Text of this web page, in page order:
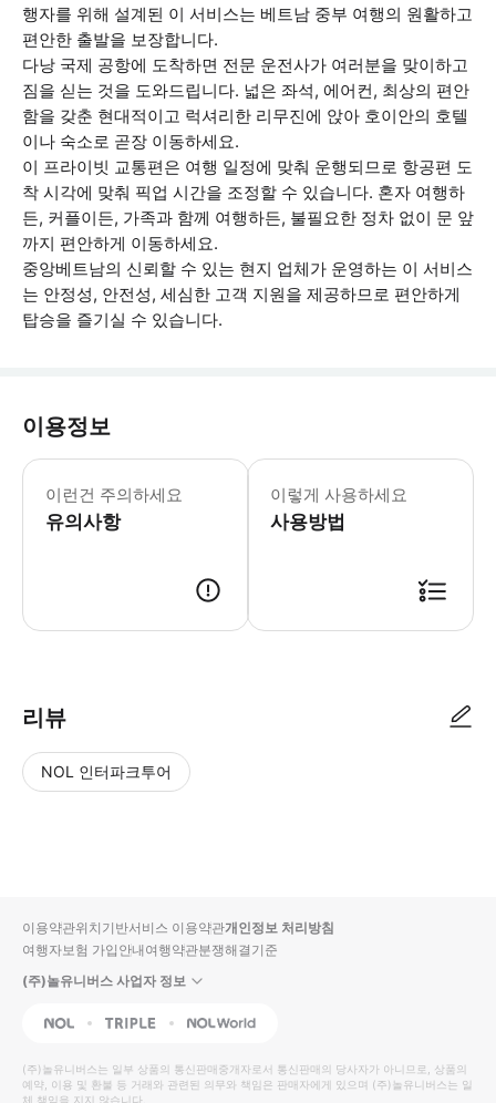
행자를 위해 설계된 이 서비스는 베트남 중부 여행의 원활하고
편안한 출발을 보장합니다.
다낭 국제 공항에 도착하면 전문 운전사가 여러분을 맞이하고
짐을 싣는 것을 도와드립니다. 넓은 좌석, 에어컨, 최상의 편안
함을 갖춘 현대적이고 럭셔리한 리무진에 앉아 호이안의 호텔
이나 숙소로 곧장 이동하세요.
이 프라이빗 교통편은 여행 일정에 맞춰 운행되므로 항공편 도
착 시각에 맞춰 픽업 시간을 조정할 수 있습니다. 혼자 여행하
든, 커플이든, 가족과 함께 여행하든, 불필요한 정차 없이 문 앞
까지 편안하게 이동하세요.
중앙베트남의 신뢰할 수 있는 현지 업체가 운영하는 이 서비스
는 안정성, 안전성, 세심한 고객 지원을 제공하므로 편안하게
탑승을 즐기실 수 있습니다.
이용정보
이런건 주의하세요
유의사항
항공편/기차 지연: 지연이 발생하는
이렇게 사용하세요
사용방법
리뷰
NOL 인터파크투어
입니
다.
높
은
동
영
순
상
이용약관위치기반서비스 이용약관개인정보 처리방침
여행자보험 가입안내여행약관분쟁해결기준
(주)놀유니버스 사업자 정보
NOL Triple Interpark Global
(주)놀유니버스는 일부 상품의 통신판매중개자로서 통신판매의 당사자가 아니므로, 상품의
예약, 이용 및 환불 등 거래와 관련된 의무와 책임은 판매자에게 있으며 (주)놀유니버스는 일
체 책임을 지지 않습니다.